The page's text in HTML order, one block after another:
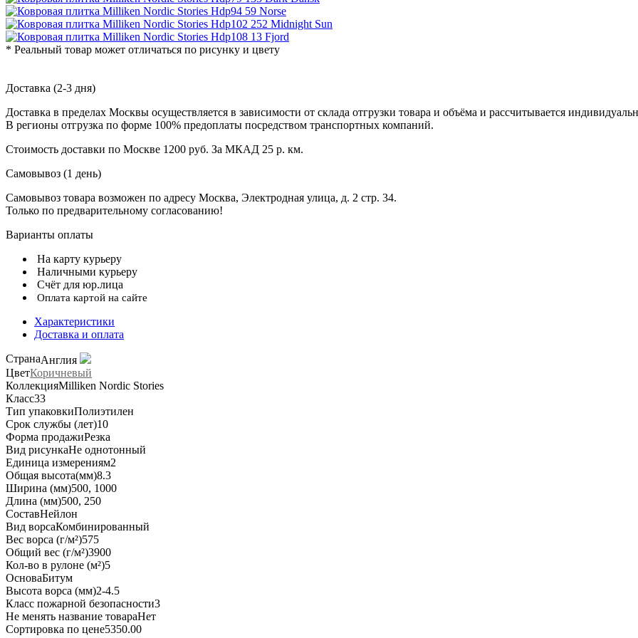
* Реальный товар может отличаться по рисунку и цвету
Доставка (2-3 дня)
Доставка в пределах Москвы осуществляется в зависимости от склада отгрузки товара и объёма и рассчитывается
В регионы отгрузка по форме 100% предоплаты посредством транспортных компаний.
Стоимость доставки по Москве 1200 руб. За МКАД 25 р. км.
Самовывоз (1 день)
Самовывоз товара возможен по адресу Москва, Электродная улица, д. 2 стр. 34.
Только по предварительному согласованию!
Варианты оплаты
На карту курьеру
Наличными курьеру
Счёт для юр.лица
Оплата картой на сайте
Характеристики
Доставка и оплата
СтранаАнглия
ЦветКоричневый
КоллекцияMilliken Nordic Stories
Класс33
Тип упаковкиПолиэтилен
Срок службы (лет)10
Форма продажиРезка
Вид рисункаНе однотонный
Единица измерениям2
Общая высота(мм)8.3
Ширина (мм)500, 1000
Длина (мм)500, 250
СоставНейлон
Вид ворсаКомбинированный
Вес ворса (г/м²)575
Общий вес (г/м²)3900
Кол-во в рулоне (м²)5
ОсноваБитум
Высота ворса (мм)2-4.5
Класс пожарной безопасности3
Не менять название товараНет
Сортировка по цене5350.00